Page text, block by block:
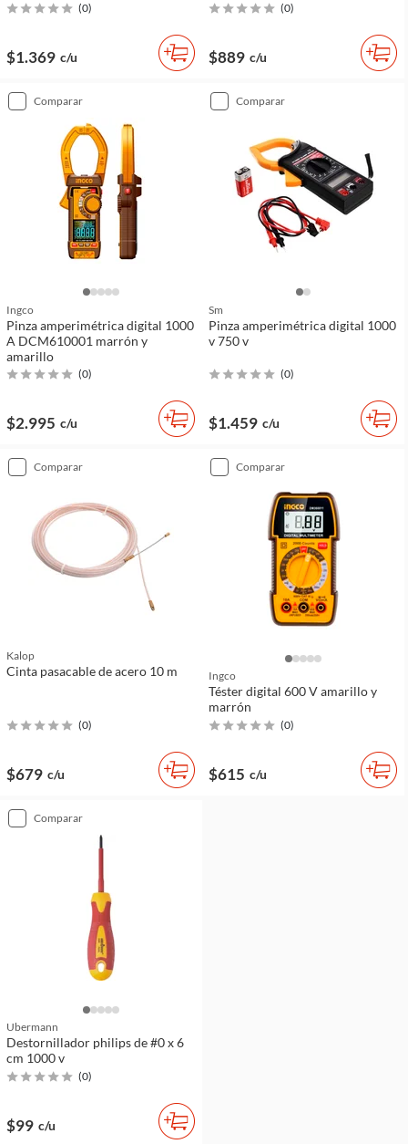
(0)
$1.369 c/u
(0)
$889 c/u
comparar
Ingco
Pinza amperimétrica digital 1000
A DCM610001 marrón y
amarillo
(0)
$2.995 c/u
comparar
Sm
Pinza amperimétrica digital 1000
v 750 v
(0)
$1.459 c/u
comparar
Kalop
Cinta pasacable de acero 10 m
(0)
$679 c/u
comparar
Ingco
Téster digital 600 V amarillo y
marrón
(0)
$615 c/u
comparar
Ubermann
Destornillador philips de #0 x 6
cm 1000 v
(0)
$99 c/u